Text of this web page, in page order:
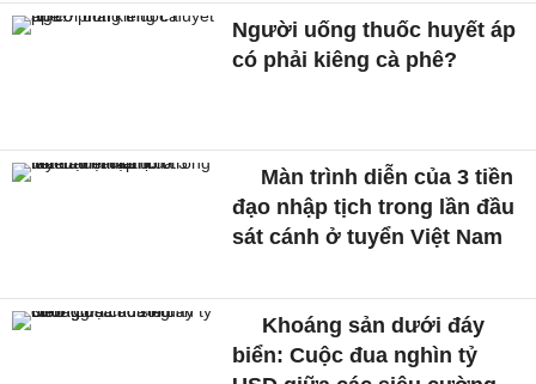
Người uống thuốc huyết áp
có phải kiêng cà phê?
Màn trình diễn của 3 tiền
đạo nhập tịch trong lần đầu
sát cánh ở tuyển Việt Nam
Khoáng sản dưới đáy
biển: Cuộc đua nghìn tỷ